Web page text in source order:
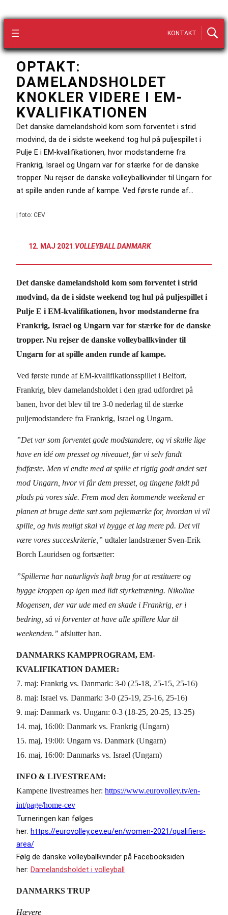
KONTAKT
OPTAKT:
DAMELANDSHOLDET
KNOKLER VIDERE I EM-
KVALIFIKATIONEN
Det danske damelandshold kom som forventet i strid
modvind, da de i sidste weekend tog hul på puljespillet i
Pulje E i EM-kvalifikationen, hvor modstanderne fra
Frankrig, Israel og Ungarn var for stærke for de danske
tropper. Nu rejser de danske volleyballkvinder til Ungarn for
at spille anden runde af kampe. Ved første runde af…
| foto: CEV
12. MAJ 2021:VOLLEYBALL DANMARK
Det danske damelandshold kom som forventet i strid
modvind, da de i sidste weekend tog hul på puljespillet i
Pulje E i EM-kvalifikationen, hvor modstanderne fra
Frankrig, Israel og Ungarn var for stærke for de danske
tropper. Nu rejser de danske volleyballkvinder til
Ungarn for at spille anden runde af kampe.
Ved første runde af EM-kvalifikationsspillet i Belfort,
Frankrig, blev damelandsholdet i den grad udfordret på
banen, hvor det blev til tre 3-0 nederlag til de stærke
puljemodstandere fra Frankrig, Israel og Ungarn.
”Det var som forventet gode modstandere, og vi skulle lige
have en idé om presset og niveauet, før vi selv fandt
fodfæste. Men vi endte med at spille et rigtig godt andet sæt
mod Ungarn, hvor vi får dem presset, og tingene faldt på
plads på vores side. Frem mod den kommende weekend er
planen at bruge dette sæt som pejlemærke for, hvordan vi vil
spille, og hvis muligt skal vi bygge et lag mere på. Det vil
være vores succeskriterie,” udtaler landstræner Sven-Erik
Borch Lauridsen og fortsætter:
”Spillerne har naturligvis haft brug for at restituere og
bygge kroppen op igen med lidt styrketræning. Nikoline
Mogensen, der var ude med en skade i Frankrig, er i
bedring, så vi forventer at have alle spillere klar til
weekenden.” afslutter han.
DANMARKS KAMPPROGRAM, EM-
KVALIFIKATION DAMER:
7. maj: Frankrig vs. Danmark: 3-0 (25-18, 25-15, 25-16)
8. maj: Israel vs. Danmark: 3-0 (25-19, 25-16, 25-16)
9. maj: Danmark vs. Ungarn: 0-3 (18-25, 20-25, 13-25)
14. maj, 16:00: Danmark vs. Frankrig (Ungarn)
15. maj, 19:00: Ungarn vs. Danmark (Ungarn)
16. maj, 16:00: Danmarks vs. Israel (Ungarn)
INFO & LIVESTREAM:
Kampene livestreames her: https://www.eurovolley.tv/en-
int/page/home-cev
Turneringen kan følges
her: https://eurovolley.cev.eu/en/women-2021/qualifiers-
area/
Følg de danske volleyballkvinder på Facebooksiden
her: Damelandsholdet i volleyball
DANMARKS TRUP
Hævere